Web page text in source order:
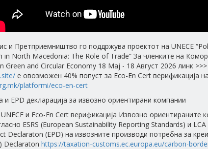
и Претприемништво го поддржува проектот на UNECE
North Macedonia: The Role of Trade” За членките на
Green and Circular Economy 18 Мај - 18 Август 2026 линк >>>
е овозможен 40% попуст за Eco-En Cert верификација
platformi/eco-en-cert
и EPD декларација за извозно ориентирани компании
и Eco-En Cert верификација Извозно ориентираните
ESRS (European Sustainability Reporting Standards) и
Declaraton (EPD) на извозните производи потребна за
Declaraton https://taxation-customs.ec.europa.eu/carbon-